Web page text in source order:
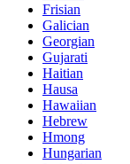
Frisian
Galician
Georgian
Gujarati
Haitian
Hausa
Hawaiian
Hebrew
Hmong
Hungarian